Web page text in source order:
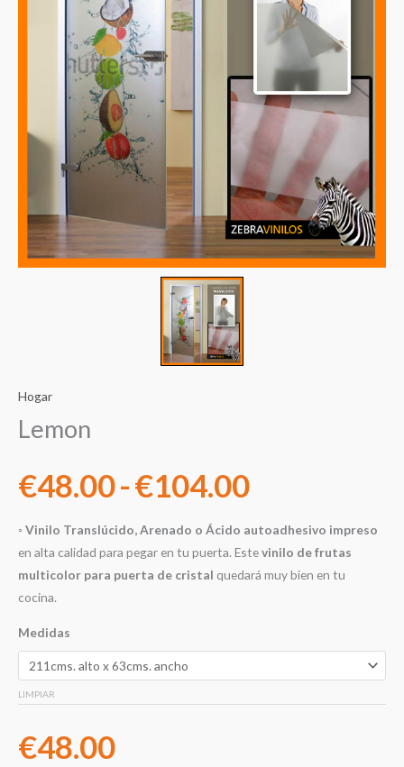
Hogar
Lemon
€48.00-€104.00
precios:
desde
€48.00
hasta
€104.00
◦ Vinilo Translúcido, Arenado o Ácido autoadhesivo impreso
en alta calidad para pegar en tu puerta. Estevinilo de frutas
multicolor para puerta de cristal quedará muy bien en tu
cocina.
Medidas
LIMPIAR
€48.00